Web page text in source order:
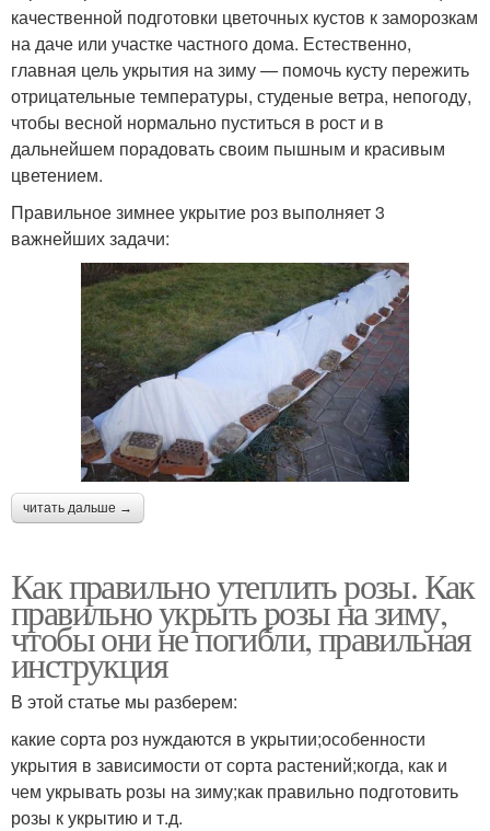
качественной подготовки цветочных кустов к заморозкам
на даче или участке частного дома. Естественно,
главная цель укрытия на зиму — помочь кусту пережить
отрицательные температуры, студеные ветра, непогоду,
чтобы весной нормально пуститься в рост и в
дальнейшем порадовать своим пышным и красивым
цветением.
Правильное зимнее укрытие роз выполняет 3
важнейших задачи:
читать дальше →
Как правильно утеплить розы. Как
правильно укрыть розы на зиму,
чтобы они не погибли, правильная
инструкция
В этой статье мы разберем:
какие сорта роз нуждаются в укрытии;особенности
укрытия в зависимости от сорта растений;когда, как и
чем укрывать розы на зиму;как правильно подготовить
розы к укрытию и т.д.